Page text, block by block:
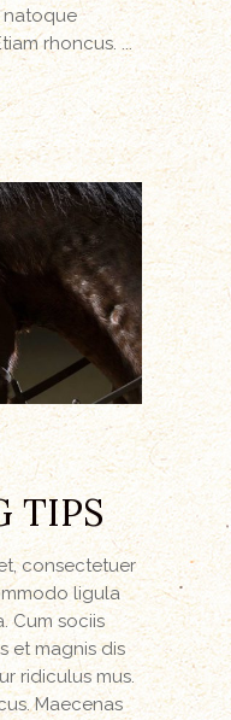
natoque
rhoncus.
TIPS
consectetuer
ligula
Cum sociis
et magnis dis
ridiculus mus.
Maecenas